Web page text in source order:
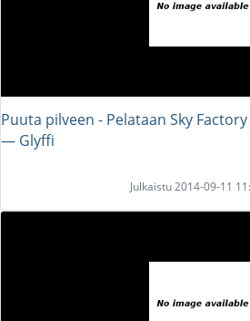
Puuta pilveen - Pelataan Sky
― Glyffi
Julkaistu 2014-09-11